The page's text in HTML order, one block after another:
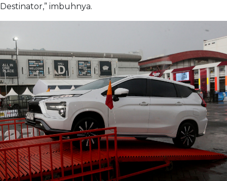
Destinator,” imbuhnya.